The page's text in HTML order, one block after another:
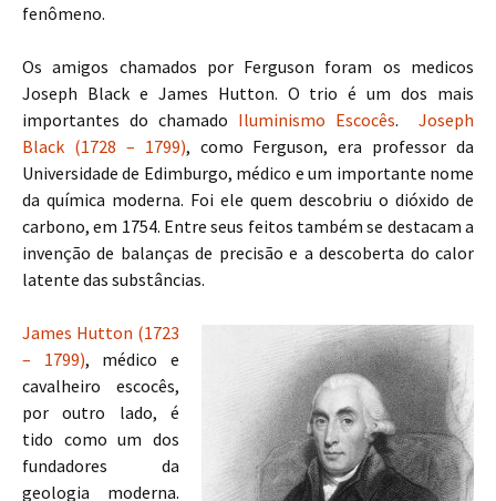
fenômeno.
Os amigos chamados por Ferguson foram os medicos
Joseph Black e James Hutton. O trio é um dos mais
importantes do chamado Iluminismo Escocês. Joseph
Black (1728 – 1799), como Ferguson, era professor da
Universidade de Edimburgo, médico e um importante nome
da química moderna. Foi ele quem descobriu o dióxido de
carbono, em 1754. Entre seus feitos também se destacam a
invenção de balanças de precisão e a descoberta do calor
latente das substâncias.
James Hutton (1723
– 1799), médico e
cavalheiro escocês,
por outro lado, é
tido como um dos
fundadores da
geologia moderna.